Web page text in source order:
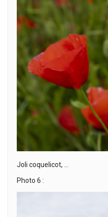
Joli coquelicot, …
Photo 6 :